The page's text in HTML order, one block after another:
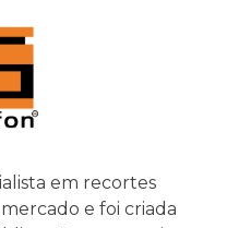
em recortes
e foi criada